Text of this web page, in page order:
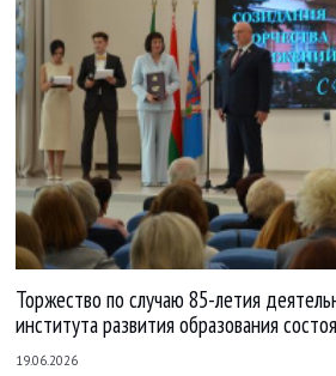
Торжество по случаю 85-летия
института развития образования
19.06.2026